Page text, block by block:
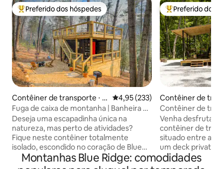
Entre os melhores preferidos dos hóspedes
Preferido dos hóspedes
Contêiner de transporte ⋅ Bl
ue Ridge
4,95 de uma avaliação média de
4,95 (233)
Fuga de caixa de montanha | Banheira de
hidromassagem privativa + fogueira
Deseja uma escapadinha única na
natureza, mas perto de atividades?
Fique neste contêiner totalmente
isolado, escondido no coração de Blue
Ridge, construído para oferecer
conforto em todas as estações.
Entre os
Preferido dos
Contêiner de
ullowhee
Contêiner de
Glenville com
Venha desfrutar
contêiner de
situado entre as
um deck
café da manhã
ou dirija-se ao
Montanhas Blue Ridge: comodidades